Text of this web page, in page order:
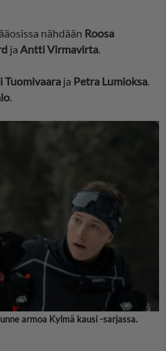
nähdään Roosa
ja Antti Virmavirta
Tuomivaara ja Petra Lumioksa
armoa Kylmä kausi -sarjassa.